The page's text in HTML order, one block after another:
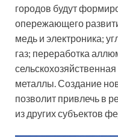
городов будут
опережающего
медь и электроника;
газ; переработка
металлы. Создание
позволит привлечь в
из других субъектов